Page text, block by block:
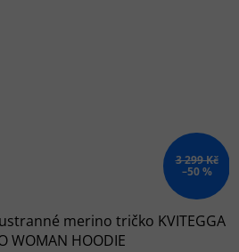
3 299 Kč
–50 %
merino tričko KVITEGGA
WOMAN HOODIE